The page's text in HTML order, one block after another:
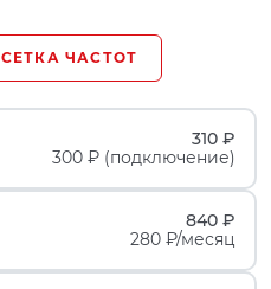
СЕТКА ЧАСТОТ
310 ₽
300 ₽ (подключение)
840 ₽
280 ₽/месяц